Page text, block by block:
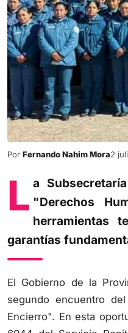
PorFernando Nahim Mora2
L
"Derechos
herramientas
garantías
segundo encuentro
Encierro". En esta
6044 del Servicio